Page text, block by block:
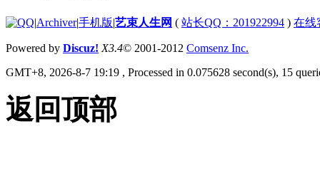
|Archiver|手机版|艺束人生网 ( 站长QQ：201922994 ) 在线
Powered by Discuz! X3.4© 2001-2012 Comsenz Inc.
GMT+8, 2026-8-7 19:19 , Processed in 0.075628 second(s), 15
返回顶部